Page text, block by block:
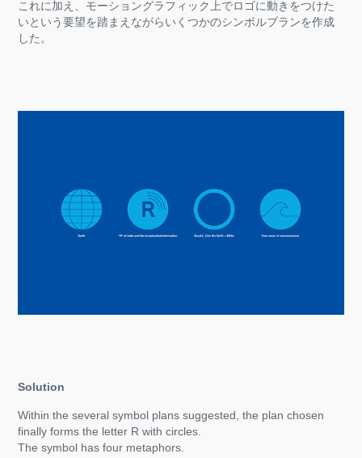
これに加え、モーショングラフィック上でロゴに動きをつけた
いという要望を踏まえながらいくつかのシンボルプランを作成
した。
​​​​​​Solution
Within the several symbol plans suggested, the plan chosen
finally forms the letter R with circles.
The symbol has four metaphors.